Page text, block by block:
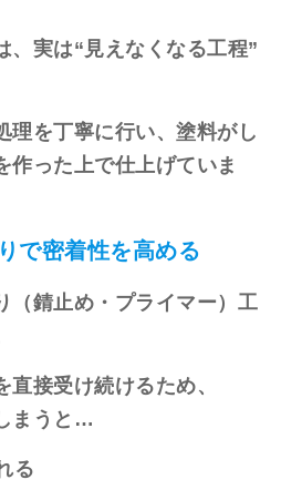
、実は“見えなくなる工程”
理を丁寧に行い、塗料がし
作った上で仕上げていま
で密着性を高める
（錆止め・プライマー）工
接受け続けるため、
まうと…
る